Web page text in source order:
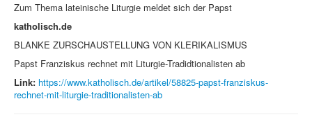
Zum Thema lateinische Liturgie meldet sich der Papst
katholisch.de
BLANKE ZURSCHAUSTELLUNG VON KLERIKALISMUS
Papst Franziskus rechnet mit Liturgie-Tradidtionalisten ab
Link: https://www.katholisch.de/artikel/58825-papst-franziskus-
rechnet-mit-liturgie-traditionalisten-ab